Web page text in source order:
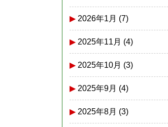
2026年1月 (7)
2025年11月 (4)
2025年10月 (3)
2025年9月 (4)
2025年8月 (3)